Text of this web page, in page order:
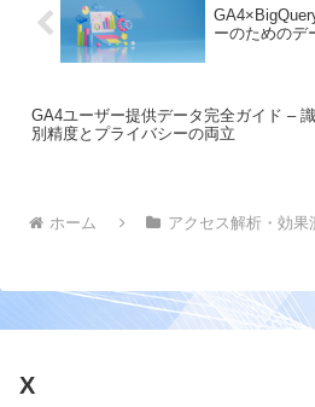
ーのためのデ
GA4ユーザー提供データ完全ガイド – 識
別精度とプライバシーの両立
ホーム アクセス解析・効果
X